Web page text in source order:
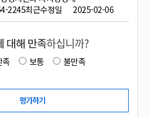
2245최근수정일 2025-02-06
대해 만족하십니까?
족 보통
불만족